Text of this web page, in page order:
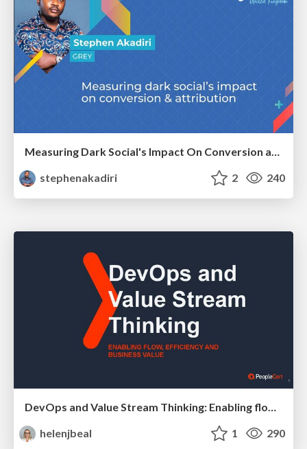
Measuring Dark Social's Impact On Conversion and Attribution
stephenakadiri
2 240
DevOps and Value Stream Thinking: Enabling flow, efficiency and business value
helenjbeal
1 290